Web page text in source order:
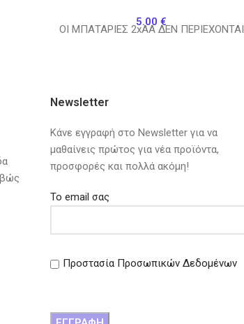
5.00€
ΟΙ ΜΠΑΤΑΡΙΕΣ 2xAA ΔΕΝ ΠΕΡΙΕΧΟΝΤΑΙ
Newsletter
Κάνε εγγραφή στο Newsletter για να
μαθαίνεις πρώτος για νέα προϊόντα,
προσφορές και πολλά ακόμη!
Το email σας
Προστασία Προσωπικών Δεδομένων